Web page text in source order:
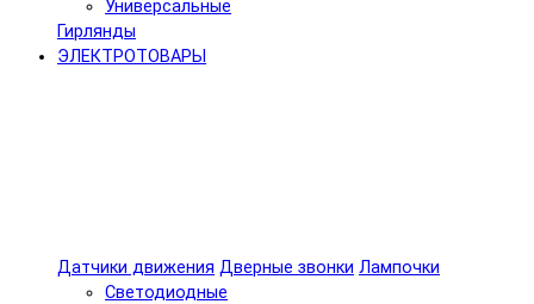
Универсальные
Гирлянды
ЭЛЕКТРОТОВАРЫ
Датчики движения Дверные звонки Лампочки
Светодиодные